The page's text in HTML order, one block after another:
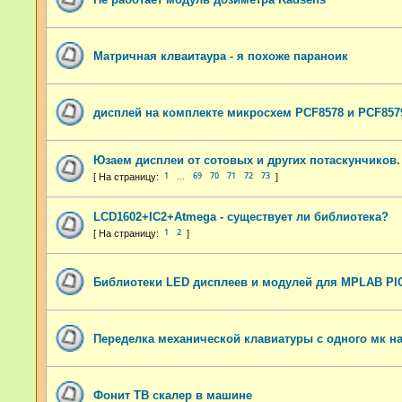
Матричная клваитаура - я похоже параноик
дисплей на комплекте микросхем PCF8578 и
Юзаем дисплеи от сотовых и других потаскунчиков.
1 69 70 71 72 73
LCD1602+IC2+Atmega - существует ли библиотека?
1 2
Библиотеки LED дисплеев и модулей для MPLAB
Переделка механической клавиатуры с одного мк
Фонит ТВ скалер в машине